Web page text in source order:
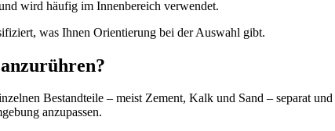
wird häufig im Innenbereich verwendet.
was Ihnen Orientierung bei der Auswahl gibt.
Bestandteile – meist Zement, Kalk und Sand – separat
anzupassen.